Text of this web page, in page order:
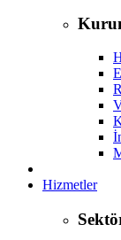
Hizmetler